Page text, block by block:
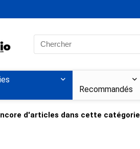
Search
for:
Recommandés
d'articles dans cette catégorie